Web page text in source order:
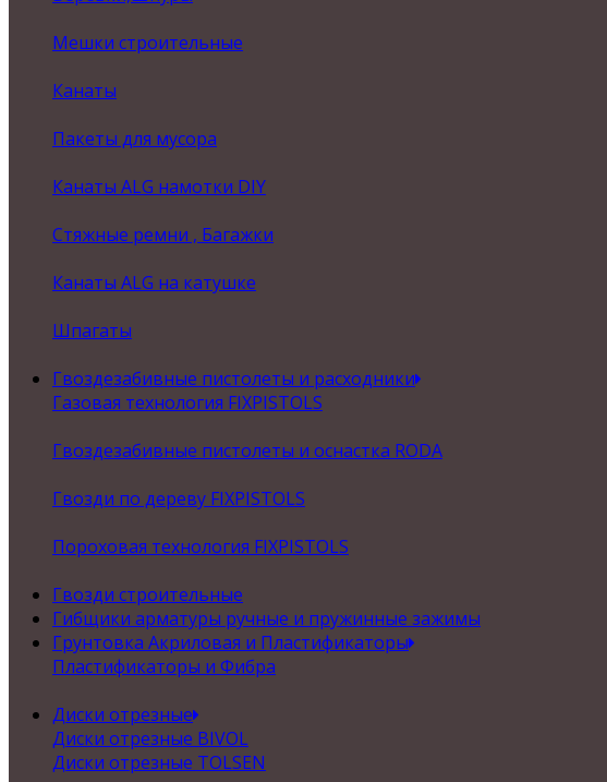
Мешки строительные
Канаты
Пакеты для мусора
Канаты ALG намотки DIY
Стяжные ремни , Багажки
Канаты ALG на катушке
Шпагаты
Гвоздезабивные пистолеты и расходники
Газовая технология FIXPISTOLS
Гвоздезабивные пистолеты и оснастка RODA
Гвозди по дереву FIXPISTOLS
Пороховая технология FIXPISTOLS
Гвозди строительные
Гибщики арматуры ручные и пружинные зажимы
Грунтовка Акриловая и Пластификаторы
Пластификаторы и Фибра
Диски отрезные
Диски отрезные BIVOL
Диски отрезные TOLSEN